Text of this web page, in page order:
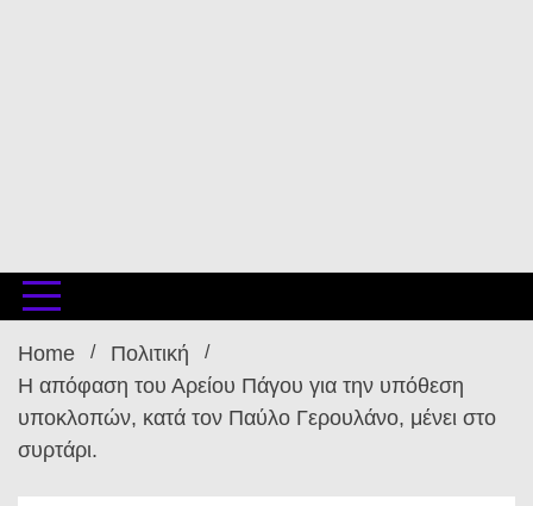
Home
Πολιτική
Η απόφαση του Αρείου Πάγου για την υπόθεση
υποκλοπών, κατά τον Παύλο Γερουλάνο, μένει στο
συρτάρι.